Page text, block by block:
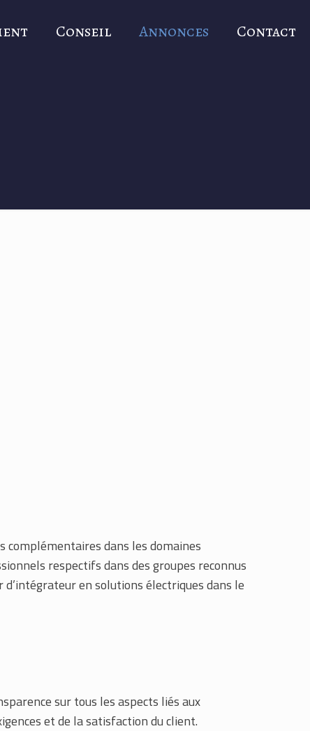
Conseil Annonces Contact
complémentaires dans les domaines
respectifs dans des groupes reconnus
en solutions électriques dans le
sur tous les aspects liés aux
et de la satisfaction du client.